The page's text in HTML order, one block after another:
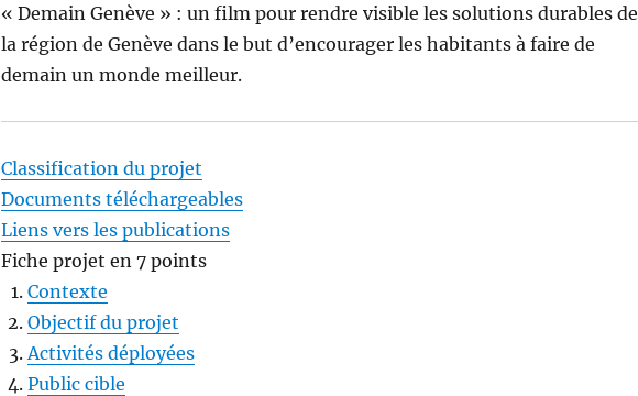
« Demain Genève » : un film pour rendre visible les solutions durables de
la région de Genève dans le but d’encourager les habitants à faire de
demain un monde meilleur.
Classification du projet
Documents téléchargeables
Liens vers les publications
Fiche projet en 7 points
Contexte
Objectif du projet
Activités déployées
Public cible